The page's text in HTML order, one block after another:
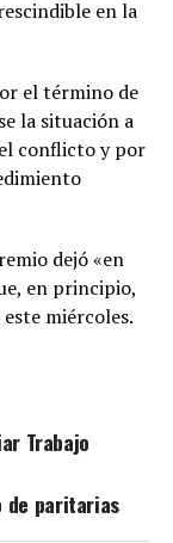
en la
el término de
la situación a
conflicto y por
dejó «en
en principio,
miércoles.
Trabajo
de paritarias